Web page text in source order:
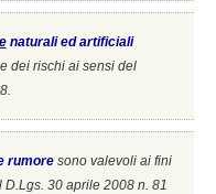
naturali ed artificiali
dei rischi ai sensi del
rumore sono valevoli ai fini
30 aprile 2008 n. 81